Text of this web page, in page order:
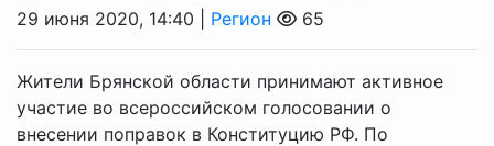
29 июня 2020, 14:40 | Регион 65
Жители Брянской области принимают активное
участие во всероссийском голосовании о
внесении поправок в Конституцию РФ. По